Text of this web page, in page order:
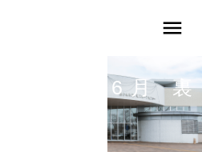
menu
定案内 6月 裏